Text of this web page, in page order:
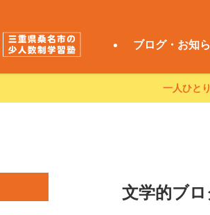
ブログ・お知
一人ひと
文学的ブ